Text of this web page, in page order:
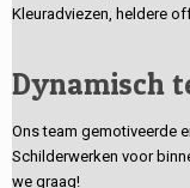
Kleuradviezen, heldere
Dynamisch
Ons team gemotiveerde
Schilderwerken voor
we graag!